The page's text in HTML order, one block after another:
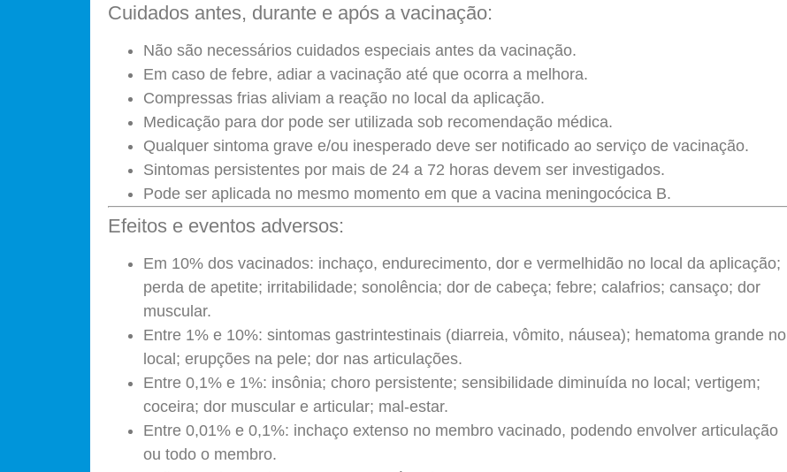
Cuidados antes, durante e após a vacinação:
Não são necessários cuidados especiais antes da vacinação.
Em caso de febre, adiar a vacinação até que ocorra a melhora.
Compressas frias aliviam a reação no local da aplicação.
Medicação para dor pode ser utilizada sob recomendação médica.
Qualquer sintoma grave e/ou inesperado deve ser notificado ao serviço de vacinação.
Sintomas persistentes por mais de 24 a 72 horas devem ser investigados.
Pode ser aplicada no mesmo momento em que a vacina meningocócica B.
Efeitos e eventos adversos:
Em 10% dos vacinados: inchaço, endurecimento, dor e vermelhidão no local da aplicação;
perda de apetite; irritabilidade; sonolência; dor de cabeça; febre; calafrios; cansaço; dor
muscular.
Entre 1% e 10%: sintomas gastrintestinais (diarreia, vômito, náusea); hematoma grande no
local; erupções na pele; dor nas articulações.
Entre 0,1% e 1%: insônia; choro persistente; sensibilidade diminuída no local; vertigem;
coceira; dor muscular e articular; mal-estar.
Entre 0,01% e 0,1%: inchaço extenso no membro vacinado, podendo envolver articulação
ou todo o membro.